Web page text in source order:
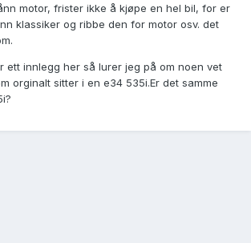
motor, frister ikke å kjøpe en hel bil, for er
klassiker og ribbe den for motor osv. det
ett innlegg her så lurer jeg på om noen vet
orginalt sitter i en e34 535i.Er det samme